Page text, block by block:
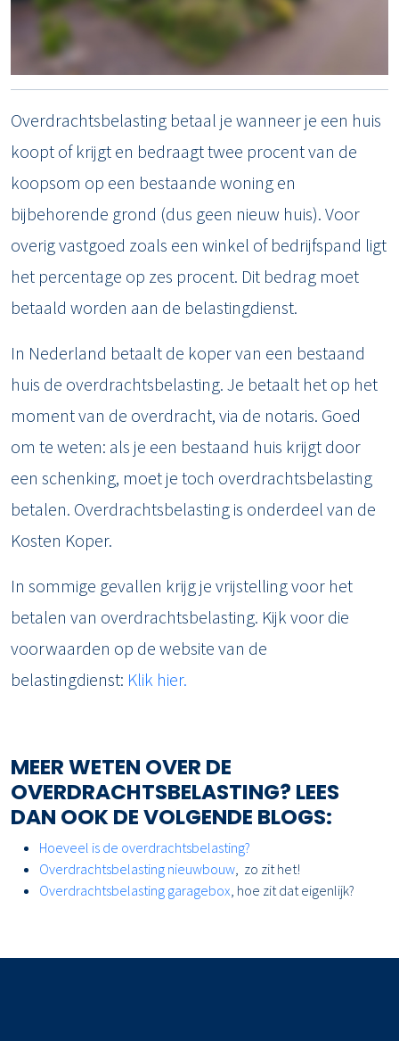
Overdrachtsbelasting betaal je wanneer je een huis
koopt of krijgt en bedraagt twee procent van de
koopsom op een bestaande woning en
bijbehorende grond (dus geen nieuw huis). Voor
overig vastgoed zoals een winkel of bedrijfspand ligt
het percentage op zes procent. Dit bedrag moet
betaald worden aan de belastingdienst.
In Nederland betaalt de koper van een bestaand
huis de overdrachtsbelasting. Je betaalt het op het
moment van de overdracht, via de notaris. Goed
om te weten: als je een bestaand huis krijgt door
een schenking, moet je toch overdrachtsbelasting
betalen. Overdrachtsbelasting is onderdeel van de
Kosten Koper.
In sommige gevallen krijg je vrijstelling voor het
betalen van overdrachtsbelasting. Kijk voor die
voorwaarden op de website van de
belastingdienst: Klik hier.
MEER WETEN OVER DE
OVERDRACHTSBELASTING? LEES
DAN OOK DE VOLGENDE BLOGS:
Hoeveel is de overdrachtsbelasting?
Overdrachtsbelasting nieuwbouw , zo zit het!
Overdrachtsbelasting garagebox , hoe zit dat eigenlijk?